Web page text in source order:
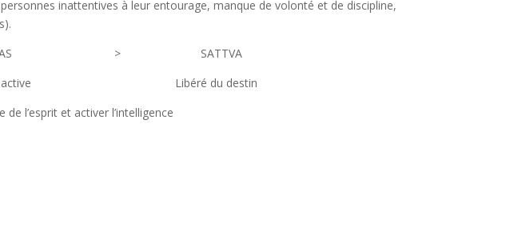
inattentives à leur entourage, manque de volonté et de discipline,
> SATTVA
active Libéré du destin
de l’esprit et activer l’intelligence